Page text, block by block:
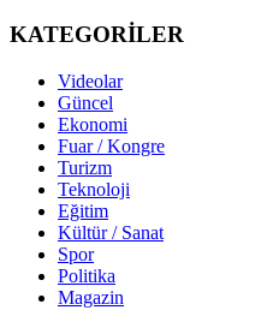
KATEGORİLER
Videolar
Güncel
Ekonomi
Fuar / Kongre
Turizm
Teknoloji
Eğitim
Kültür / Sanat
Spor
Politika
Magazin